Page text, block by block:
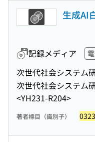
生成AI
記録メディア
次世代社会システム
次世代社会システム
<YH231-R204>
著者標目（識別子）